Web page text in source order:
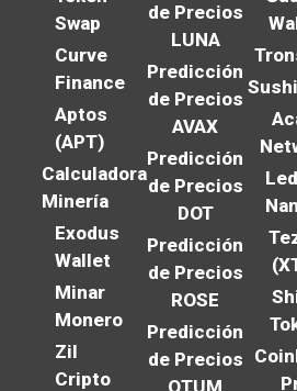
Swap
Curve
Finance
Aptos
(APT)
Calculadora
Minería
Exodus
Wallet
Minar
Monero
Zil
Cripto
de Precios
LUNA
Predicción
de Precios
AVAX
Predicción
de Precios
DOT
Predicción
de Precios
ROSE
Predicción
de Precios